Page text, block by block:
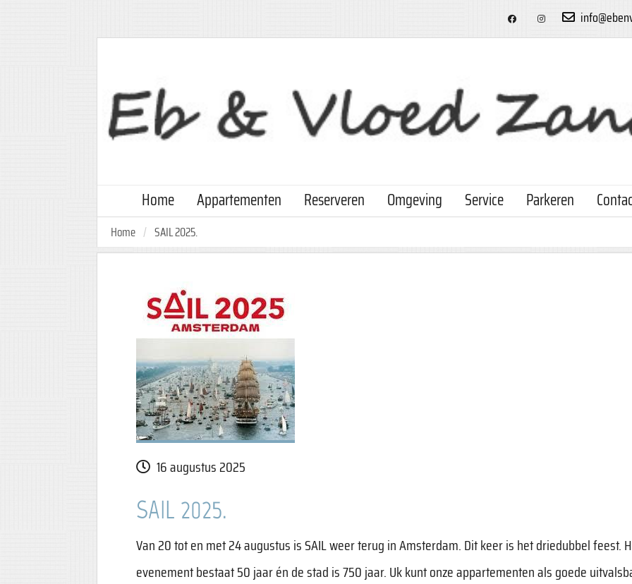
Home Appartementen Reserveren Omgeving Service Parkeren
Home SAIL 2025.
16 augustus 2025
SAIL 2025.
Van 20 tot en met 24 augustus is SAIL weer terug in Amsterdam. Dit keer is het driedubbel feest.
evenement bestaat 50 jaar én de stad is 750 jaar. Uk kunt onze appartementen als goede